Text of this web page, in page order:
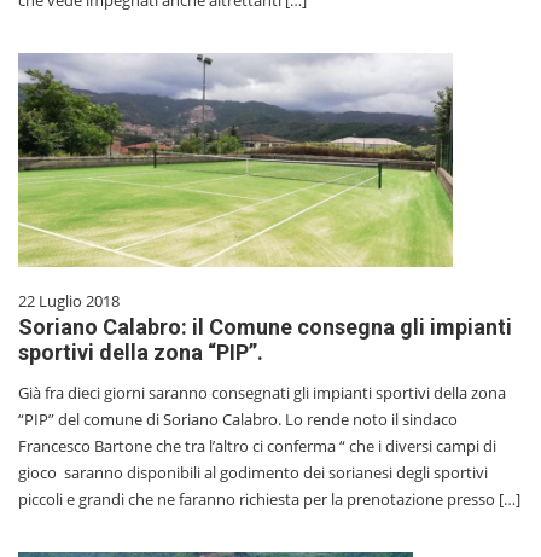
22 Luglio 2018
Soriano Calabro: il Comune consegna gli impianti
sportivi della zona “PIP”.
Già fra dieci giorni saranno consegnati gli impianti sportivi della zona
“PIP” del comune di Soriano Calabro. Lo rende noto il sindaco
Francesco Bartone che tra l’altro ci conferma “ che i diversi campi di
gioco saranno disponibili al godimento dei sorianesi degli sportivi
piccoli e grandi che ne faranno richiesta per la prenotazione presso […]